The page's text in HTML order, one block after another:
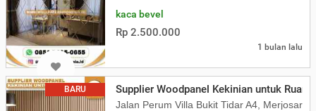
kaca bevel
Rp 2.500.000
1 bulan lalu
BARU Supplier Woodpanel Kekinian untuk
Jalan Perum Villa Bukit Tidar A4, Merjosari,